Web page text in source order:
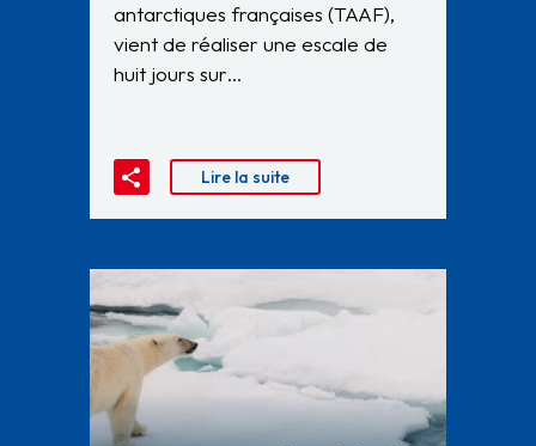
antarctiques françaises (TAAF),
vient de réaliser une escale de
huit jours sur…
Lire la suite